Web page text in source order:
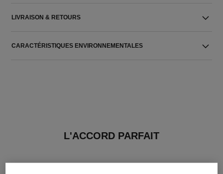
LIVRAISON & RETOURS
CARACTÉRISTIQUES ENVIRONNEMENTALES
L'ACCORD PARFAIT